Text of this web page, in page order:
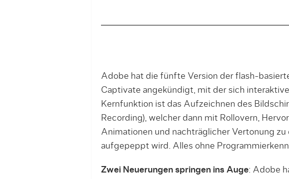
Adobe hat die fünfte Version der flash-
Captivate angekündigt, mit der sich
Kernfunktion ist das Aufzeichnen des
Recording), welcher dann mit Rollovern,
Animationen und nachträglicher Vertonung
aufgepeppt wird. Alles ohne
Zwei Neuerungen springen ins Auge: Adobe